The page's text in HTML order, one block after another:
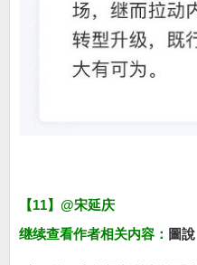
【11】@宋延庆
继续查看作者相关内容： 圖說